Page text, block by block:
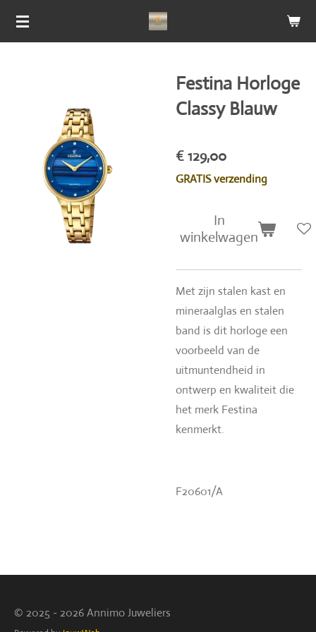
Ga
Festina Horloge
Classy Blauw
€ 129,00
GRATIS verzending
In
winkelwagen
Met zijn stalen kast en
mineraalglas en stalen
band is dit horloge een
voorbeeld van de
uitmuntendheid in
ontwerp en kwaliteit die
het merk Festina
kenmerkt.
F20601/A
© 2025 - 2026 Annimo Juweliers